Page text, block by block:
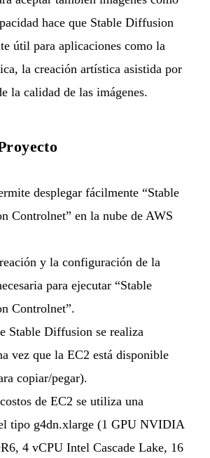
hace que Stable Diffusion
útil para aplicaciones como la
la creación artística asistida por
la calidad de las imágenes.
desplegar fácilmente “Stable
Controlnet” en la nube de AWS
y la configuración de la
para ejecutar “Stable
Controlnet”.
Stable Diffusion se realiza
vez que la EC2 está disponible
copiar/pegar).
de EC2 se utiliza una
tipo g4dn.xlarge (1 GPU NVIDIA
4 vCPU Intel Cascade Lake, 16